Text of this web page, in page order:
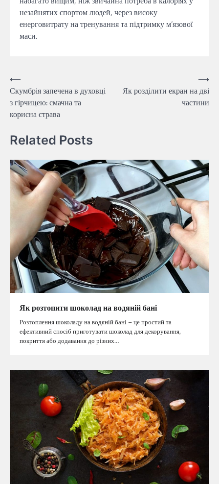
незайнятих спортом людей, через високу
енерговитрату на тренування та підтримку м’язової
маси.
Навігація
записів
⟵
Скумбрія запечена в духовці
з гірчицею: смачна та
корисна страва
Як розділити екран на дві
частини
⟶
Related Posts
Як розтопити шоколад на водяній бані
Розтоплення шоколаду на водяній бані – це простий та
ефективний спосіб приготувати шоколад для декорування,
покриття або додавання до різних…